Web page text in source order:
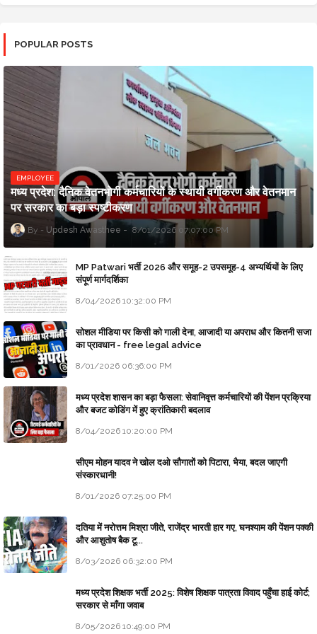
POPULAR POSTS
EMPLOYEE
मध्य प्रदेश: दैनिक वेतनभोगी कर्मचारियों के स्थायी वर्गीकरण और वेतनमान
पर सरकार का बड़ा स्पष्टीकरण
Updesh Awasthee 8/01/2026 07:07:00 PM
MP Patwari भर्ती 2026 और समूह-2 उपसमूह-4 अभ्यर्थियों के लिए
संपूर्ण मार्गदर्शिका
8/04/2026 10:32:00 PM
सोशल मीडिया पर किसी को गाली देना, आजादी या अपराध और कितनी सजा
का प्रावधान - free legal advice
8/01/2026 06:36:00 PM
मध्य प्रदेश शासन का बड़ा फैसला: सेवानिवृत्त कर्मचारियों की पेंशन प्रक्रिया
और बजट कोडिंग में हुए क्रांतिकारी बदलाव
8/04/2026 10:20:00 PM
सीएम मोहन यादव ने खोल दओ सौगातों को पिटारा, भैया, बदल जाएगी
संस्कारधानी!
8/01/2026 07:25:00 PM
दतिया में नरोत्तम मिश्रा जीते, राजेंद्र भारती हार गए, घनश्याम की पेंशन पक्की
और आशुतोष बैक टू...
8/03/2026 06:32:00 PM
मध्य प्रदेश शिक्षक भर्ती 2025: विशेष शिक्षक पात्रता विवाद पहुँचा हाई कोर्ट;
सरकार से माँगा जवाब
8/05/2026 10:49:00 PM